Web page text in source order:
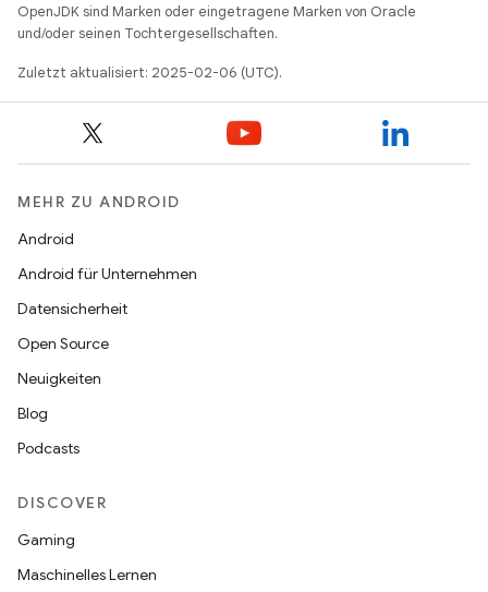
OpenJDK sind Marken oder eingetragene Marken von Oracle
und/oder seinen Tochtergesellschaften.
Zuletzt aktualisiert: 2025-02-06 (UTC).
MEHR ZU ANDROID
Android
Android für Unternehmen
Datensicherheit
Open Source
Neuigkeiten
Blog
Podcasts
DISCOVER
Gaming
Maschinelles Lernen